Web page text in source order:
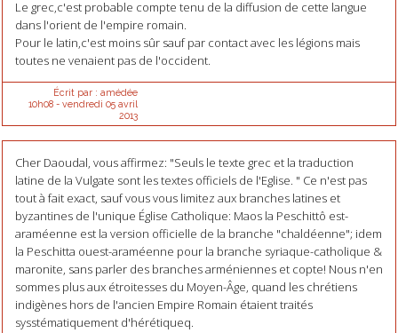
Le grec,c'est probable compte tenu de la diffusion de cette langue
dans l'orient de l'empire romain.
Pour le latin,c'est moins sûr sauf par contact avec les légions mais
toutes ne venaient pas de l'occident.
Écrit par : amédée
10h08- vendredi 05 avril
2013
Cher Daoudal, vous affirmez: "Seuls le texte grec et la traduction
latine de la Vulgate sont les textes officiels de l'Eglise. " Ce n'est pas
tout à fait exact, sauf vous vous limitez aux branches latines et
byzantines de l'unique Église Catholique: Maos la Peschittô est-
araméenne est la version officielle de la branche "chaldéenne"; idem
la Peschitta ouest-araméenne pour la branche syriaque-catholique &
maronite, sans parler des branches arméniennes et copte! Nous n'en
sommes plus aux étroitesses du Moyen-Âge, quand les chrétiens
indigènes hors de l'ancien Empire Romain étaient traités
sysstématiquement d'hérétiqueq.